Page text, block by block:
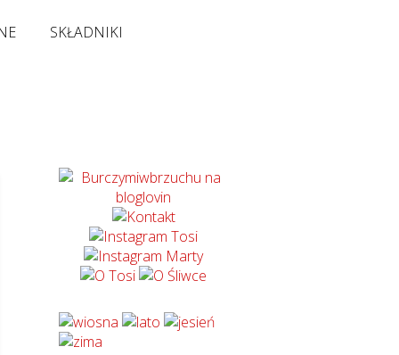
SKŁADNIKI